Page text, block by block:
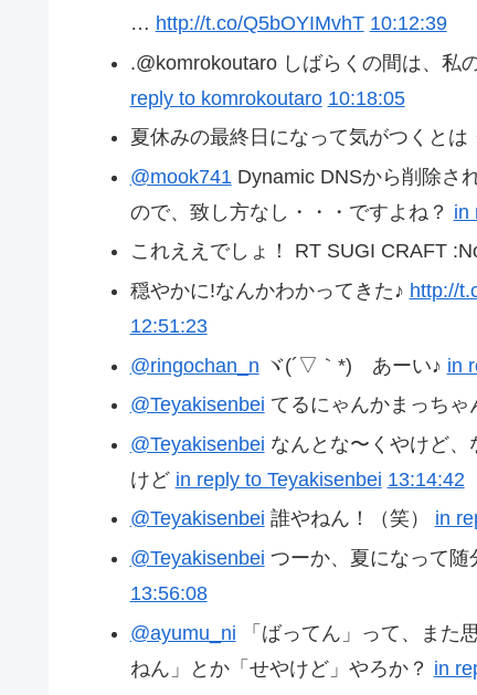
… http://t.co/Q5bOYIMvhT 10:12:39
.@komrokoutaro しばらくの間は、私
reply to komrokoutaro 10:18:05
夏休みの最終日になって気がつくと
@mook741 Dynamic DNSから削除さ
ので、致し方なし・・・ですよね？ in
これええでしょ！ RT SUGI CRAFT
穏やかに!なんかわかってきた♪ http://
12:51:23
@ringochan_n ヾ(´▽｀*)ゝあーい♪ in
@Teyakisenbei てるにゃんかまっちゃ
@Teyakisenbei なんとな〜くやけど
けど in reply to Teyakisenbei 13:14:42
@Teyakisenbei 誰やねん！（笑） in
@Teyakisenbei つーか、夏になって
13:56:08
@ayumu_ni 「ばってん」って、また
ねん」とか「せやけど」やろか？ in